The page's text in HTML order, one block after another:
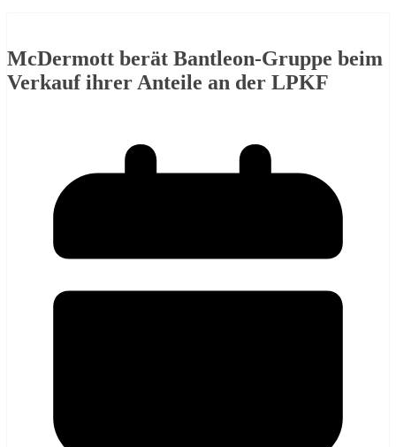
McDermott berät Bantleon-Gruppe beim
Verkauf ihrer Anteile an der LPKF